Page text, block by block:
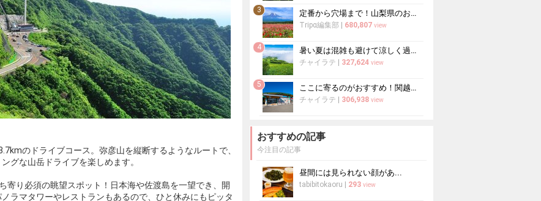
のドライブコース。弥彦山を縦断するようなルートで、
グな山岳ドライブを楽しめます。
寄り必須の眺望スポット！日本海や佐渡島を一望でき、開
ラマタワーやレストランもあるので、ひと休みにもピッタ
3 定番から穴場まで！山梨県のおすすめ観光スポット37選
Tripα編集部 680,807 view
4 暑い夏は混雑も避けて涼しく過ごそう！避暑地のおすすめ穴場スポット10選
チャイラテ 327,624 view
5 ここに寄るのがおすすめ！関越自動車道の充実のSA・PA5選
チャイラテ 306,938 view
おすすめの記事
今注目の記事
昼間には見られない顔があ...
tabibitokaoru 293 view